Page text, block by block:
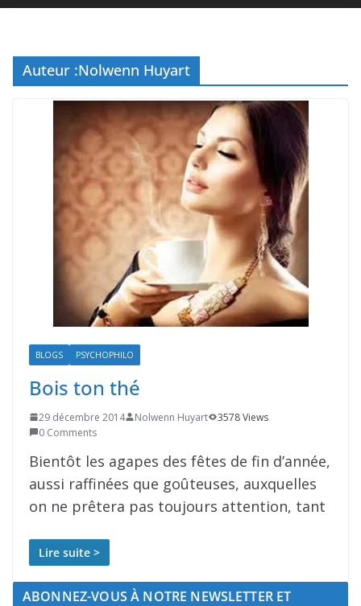
Auteur :Nolwenn Huyart
BLOGS PSYCHOPHILO
Bois ton thé
29 décembre 2014 Nolwenn Huyart
3578 Views
0 Comments
Bientôt les agapes des fêtes de fin d’année,
aussi raffinées que goûteuses, auxquelles
on ne prêtera pas toujours attention, tant
Lire suite >
ABONNEZ-VOUS À NOTRE NEWSLETTER ET